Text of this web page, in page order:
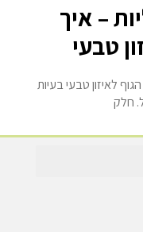
– איך
טבעי
לאיזון טבעי בעיות
חלק